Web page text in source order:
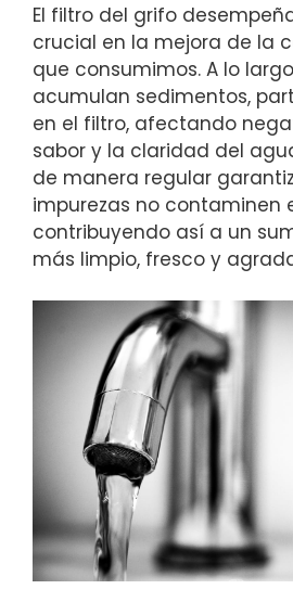
El filtro del grifo
crucial en la mejora de la
que consumimos. A lo
acumulan sedimentos,
en el filtro, afectando
sabor y la claridad del
de manera regular
impurezas no contaminen
contribuyendo así a un
más limpio, fresco y